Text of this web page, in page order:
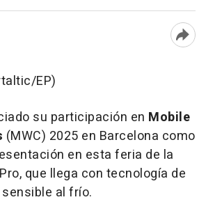
EP)
su participación en Mobile
(MWC) 2025 en Barcelona como
en esta feria de la
que llega con tecnología de
al frío.